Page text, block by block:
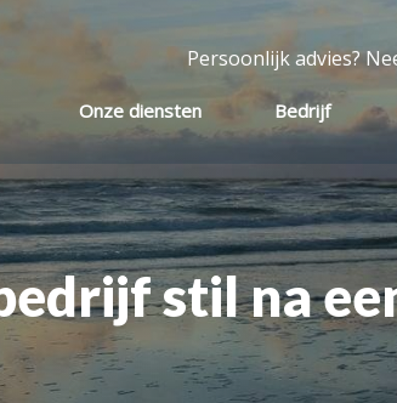
Persoonlijk advies?
Onze diensten Bedrijf
stil na